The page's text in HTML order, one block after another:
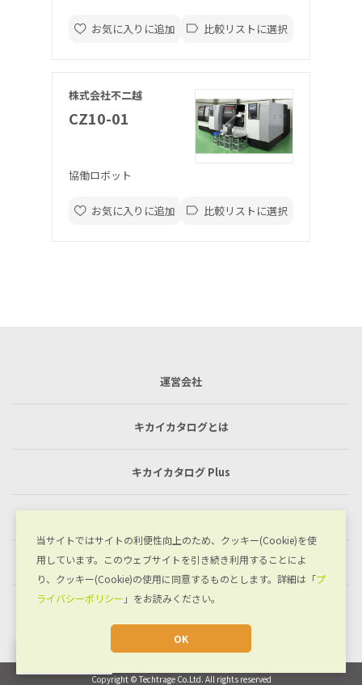
お気に入りに追加 比較リストに選択
株式会社不二越
CZ10-01
協働ロボット
お気に入りに追加 比較リストに選択
運営会社
キカイカタログとは
キカイカタログ Plus
プライバシーポリシー
お問い合わせ
Copyright © Techtrage Co.Ltd. All rights reserved
当サイトではサイトの利便性向上のため、クッキー(Cookie)を使
用しています。このウェブサイトを引き続き利用することによ
り、クッキー(Cookie)の使用に同意するものとします。詳細は「プ
ライバシーポリシー 」をお読みください。
OK